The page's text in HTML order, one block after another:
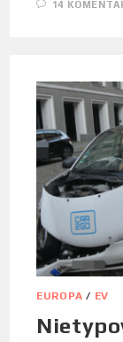
14
EUROPA / EV